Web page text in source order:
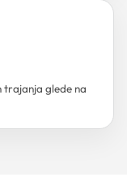
glede na